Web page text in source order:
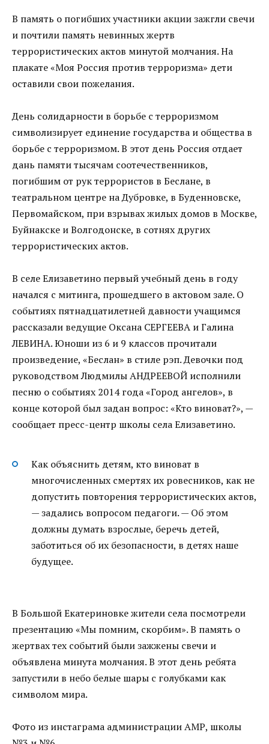
В память о погибших участники акции зажгли свечи
и почтили память невинных жертв
террористических актов минутой молчания. На
плакате «Моя Россия против терроризма» дети
оставили свои пожелания.
День солидарности в борьбе с терроризмом
символизирует единение государства и общества в
борьбе с терроризмом. В этот день Россия отдает
дань памяти тысячам соотечественников,
погибшим от рук террористов в Беслане, в
театральном центре на Дубровке, в Буденновске,
Первомайском, при взрывах жилых домов в Москве,
Буйнакске и Волгодонске, в сотнях других
террористических актов.
В селе Елизаветино первый учебный день в году
начался с митинга, прошедшего в актовом зале. О
событиях пятнадцатилетней давности учащимся
рассказали ведущие Оксана СЕРГЕЕВА и Галина
ЛЕВИНА. Юноши из 6 и 9 классов прочитали
произведение, «Беслан» в стиле рэп. Девочки под
руководством Людмилы АНДРЕЕВОЙ исполнили
песню о событиях 2014 года «Город ангелов», в
конце которой был задан вопрос: «Кто виноват?», —
сообщает пресс-центр школы села Елизаветино.
Как объяснить детям, кто виноват в
многочисленных смертях их ровесников, как не
допустить повторения террористических актов,
— задались вопросом педагоги. — Об этом
должны думать взрослые, беречь детей,
заботиться об их безопасности, в детях наше
будущее.
В Большой Екатериновке жители села посмотрели
презентацию «Мы помним, скорбим». В память о
жертвах тех событий были зажжены свечи и
объявлена минута молчания. В этот день ребята
запустили в небо белые шары с голубками как
символом мира.
Фото из инстаграма администрации АМР, школы